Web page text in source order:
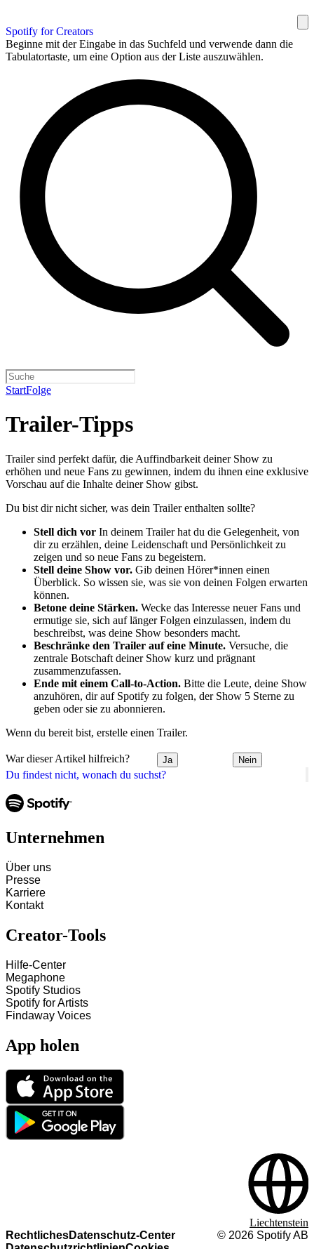
Spotify for Creators
Beginne mit der Eingabe in das Suchfeld und verwende dann die
Tabulatortaste, um eine Option aus der Liste auszuwählen.
StartFolge
Du findest nicht, wonach du suchst?
Trailer-Tipps
Trailer sind perfekt dafür, die Auffindbarkeit deiner Show zu
erhöhen und neue Fans zu gewinnen, indem du ihnen eine exklusive
Vorschau auf die Inhalte deiner Show gibst.
Du bist dir nicht sicher, was dein Trailer enthalten sollte?
Stell dich vor In deinem Trailer hat du die Gelegenheit, von
dir zu erzählen, deine Leidenschaft und Persönlichkeit zu
zeigen und so neue Fans zu begeistern.
Stell deine Show vor. Gib deinen Hörer*innen einen
Überblick. So wissen sie, was sie von deinen Folgen erwarten
können.
Betone deine Stärken. Wecke das Interesse neuer Fans und
ermutige sie, sich auf länger Folgen einzulassen, indem du
beschreibst, was deine Show besonders macht.
Beschränke den Trailer auf eine Minute. Versuche, die
zentrale Botschaft deiner Show kurz und prägnant
zusammenzufassen.
Ende mit einem Call-to-Action. Bitte die Leute, deine Show
anzuhören, dir auf Spotify zu folgen, der Show 5 Sterne zu
geben oder sie zu abonnieren.
Wenn du bereit bist, erstelle einen Trailer.
War dieser Artikel hilfreich? Ja Nein
Unternehmen
Über uns
Presse
Karriere
Kontakt
Creator-Tools
Hilfe-Center
Megaphone
Spotify Studios
Spotify for Artists
Findaway Voices
App holen
RechtlichesDatenschutz-Center
DatenschutzrichtlinienCookies
© 2026 Spotify AB
Liechtenstein